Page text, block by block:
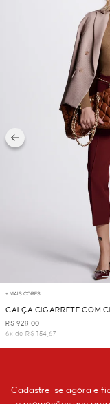
+ MAIS CORES
CALÇA CIGARRETE COM
R$ 928,00
6x de R$ 154,67
Cadastre-se agora e